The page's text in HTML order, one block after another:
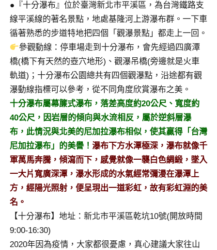
國
旅
遊
書
者、
各
發
表
活
動
主
持、
學
校
企
業
講
座、
●『十分瀑布』位於臺灣新北市平溪區，為台灣鐵路支
線平溪線的著名景點，地處基隆河上游瀑布群。一下車
循著熟悉的步道特地把四個「觀瀑景點」都走上一回。
參觀動線：停車場走到十分瀑布，會先經過四廣潭
橋(橋下有天然的壺穴地形)、觀瀑吊橋(旁邊就是火車
軌道)；十分瀑布公園總共有四個觀瀑點，沿途都有觀
瀑動線指標可以參考，從不同角度欣賞瀑布之美。
十分瀑布屬幕簾式瀑布，落差高度約20公尺、寬度約
40公尺，因岩層的傾向與水流相反，屬於逆斜層瀑
布，此情況與北美的尼加拉瀑布相似，使其贏得「台灣
尼加拉瀑布」的美譽！ 瀑布下方水潭極深，瀑布就像千
軍萬馬奔騰，傾瀉而下，感覺就像一襲白色綢緞，墜入
一大片寬廣深潭，瀑水形成的水氣經常彌漫在瀑潭上
方，經陽光照射，便呈現出一道彩虹，故有彩虹淵的美
名。
【十分瀑布】地址：新北市平溪區乾坑10號(開放時間
9:00-16:30)
2020年因為疫情，大家都很憂慮，真心建議大家往山